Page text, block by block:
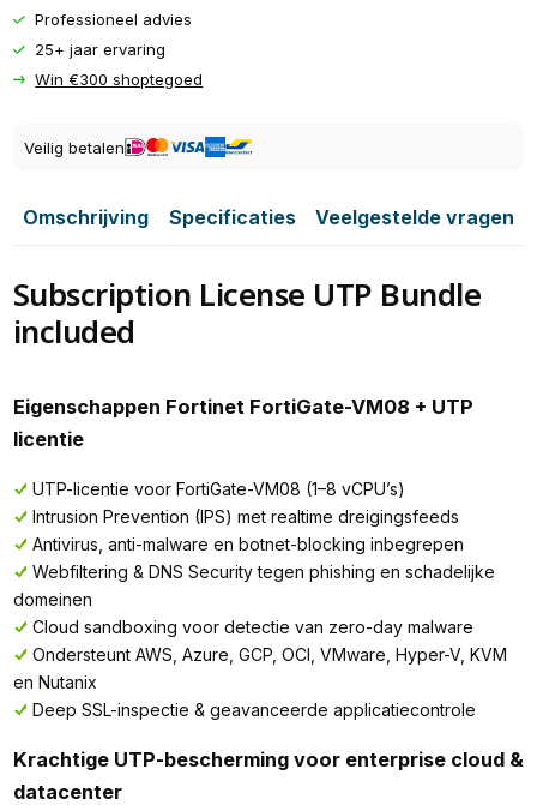
Professioneel advies
25+ jaar ervaring
Win €300 shoptegoed
Veilig betalen
Omschrijving Specificaties Veelgestelde vragen
Subscription License UTP Bundle
included
Eigenschappen Fortinet FortiGate-VM08 + UTP
licentie
UTP-licentie voor FortiGate-VM08 (1–8 vCPU’s)
Intrusion Prevention (IPS) met realtime dreigingsfeeds
Antivirus, anti-malware en botnet-blocking inbegrepen
Webfiltering & DNS Security tegen phishing en schadelijke
domeinen
Cloud sandboxing voor detectie van zero-day malware
Ondersteunt AWS, Azure, GCP, OCI, VMware, Hyper-V, KVM
en Nutanix
Deep SSL-inspectie & geavanceerde applicatiecontrole
Krachtige UTP-bescherming voor enterprise cloud &
datacenter